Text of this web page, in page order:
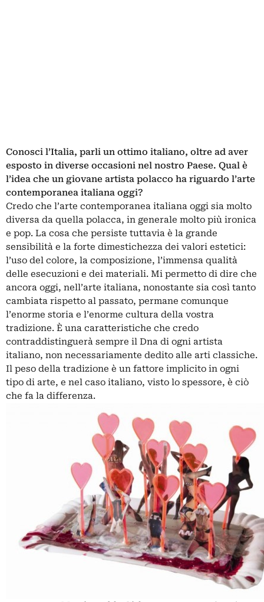
Conosci l’Italia, parli un ottimo italiano, oltre ad aver
esposto in diverse occasioni nel nostro Paese. Qual è
l’idea che un giovane artista polacco ha riguardo l’arte
contemporanea italiana oggi?
Credo che l’arte contemporanea italiana oggi sia molto
diversa da quella polacca, in generale molto più ironica
e pop. La cosa che persiste tuttavia è la grande
sensibilità e la forte dimestichezza dei valori estetici:
l’uso del colore, la composizione, l’immensa qualità
delle esecuzioni e dei materiali. Mi permetto di dire che
ancora oggi, nell’arte italiana, nonostante sia così tanto
cambiata rispetto al passato, permane comunque
l’enorme storia e l’enorme cultura della vostra
tradizione. È una caratteristiche che credo
contraddistinguerà sempre il Dna di ogni artista
italiano, non necessariamente dedito alle arti classiche.
Il peso della tradizione è un fattore implicito in ogni
tipo di arte, e nel caso italiano, visto lo spessore, è ciò
che fa la differenza.